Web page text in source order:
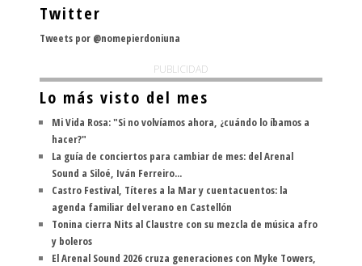
Twitter
Tweets por @nomepierdoniuna
PUBLICIDAD
Lo más visto del mes
Mi Vida Rosa: "Si no volvíamos ahora, ¿cuándo lo íbamos a
hacer?"
La guía de conciertos para cambiar de mes: del Arenal
Sound a Siloé, Iván Ferreiro...
Castro Festival, Títeres a la Mar y cuentacuentos: la
agenda familiar del verano en Castellón
Tonina cierra Nits al Claustre con su mezcla de música afro
y boleros
El Arenal Sound 2026 cruza generaciones con Myke Towers,